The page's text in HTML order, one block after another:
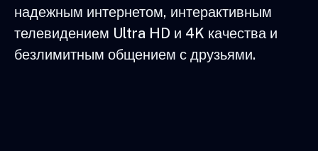
надежным интернетом, интерактивным
телевидением Ultra HD и 4K качества и
безлимитным общением с друзьями.